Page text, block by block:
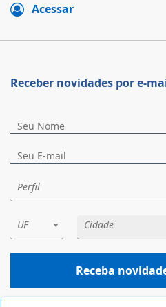
Acessar
Receber novidades por e-
Perfil
UF Cidade
Receba